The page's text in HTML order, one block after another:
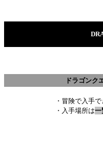
ドラゴンク
・冒険で入手
・入手場所は一